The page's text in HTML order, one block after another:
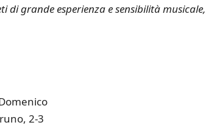
di grande esperienza e sensibilità musicale,
2-3